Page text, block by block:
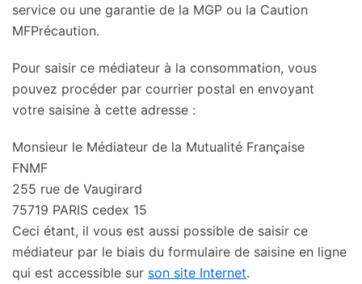
service ou une garantie de la MGP ou la Caution
MFPrécaution.
Pour saisir ce médiateur à la consommation, vous
pouvez procéder par courrier postal en envoyant
votre saisine à cette adresse :
Monsieur le Médiateur de la Mutualité Française
FNMF
255 rue de Vaugirard
75719 PARIS cedex 15
Ceci étant, il vous est aussi possible de saisir ce
médiateur par le biais du formulaire de saisine en ligne
qui est accessible sur son site Internet.